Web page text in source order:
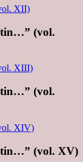
(vol.
(vol.
(vol. XV)